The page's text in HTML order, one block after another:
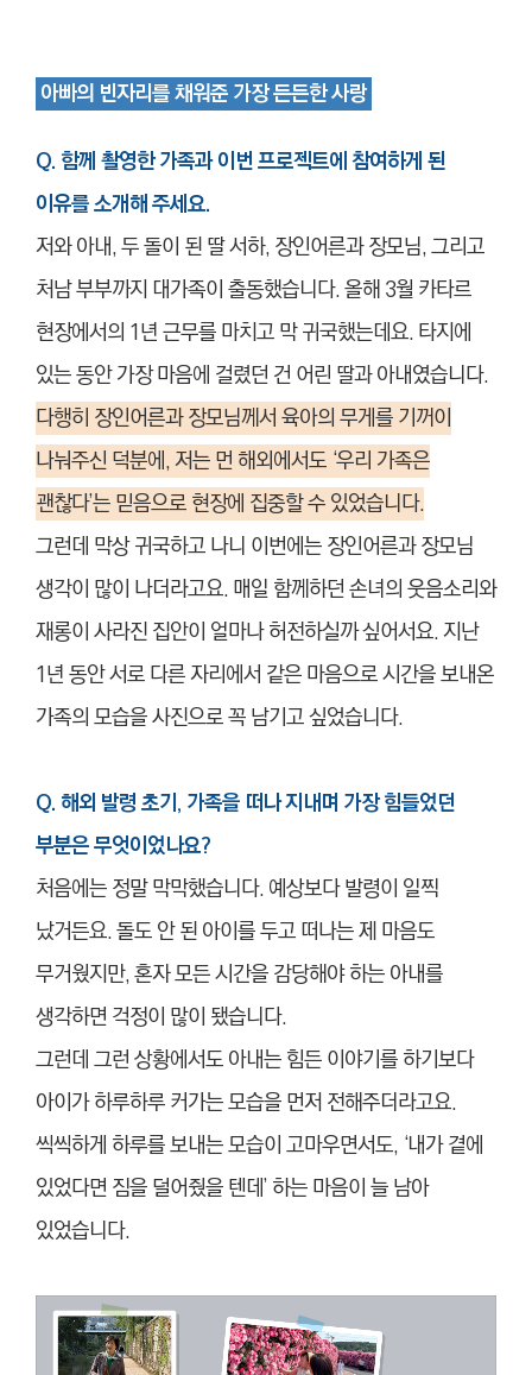
아빠의 빈자리를 채워준 가장 든든한 사랑
Q. 함께 촬영한 가족과 이번 프로젝트에 참여하게 된
이유를 소개해 주세요.
저와 아내, 두 돌이 된 딸 서하, 장인어른과 장모님, 그리고
처남 부부까지 대가족이 출동했습니다. 올해 3월 카타르
현장에서의 1년 근무를 마치고 막 귀국했는데요. 타지에
있는 동안 가장 마음에 걸렸던 건 어린 딸과 아내였습니다.
다행히 장인어른과 장모님께서 육아의 무게를 기꺼이
나눠주신 덕분에, 저는 먼 해외에서도 ‘우리 가족은
괜찮다’는 믿음으로 현장에 집중할 수 있었습니다.
그런데 막상 귀국하고 나니 이번에는 장인어른과 장모님
생각이 많이 나더라고요. 매일 함께하던 손녀의 웃음소리와
재롱이 사라진 집안이 얼마나 허전하실까 싶어서요. 지난
1년 동안 서로 다른 자리에서 같은 마음으로 시간을 보내온
가족의 모습을 사진으로 꼭 남기고 싶었습니다.
Q. 해외 발령 초기, 가족을 떠나 지내며 가장 힘들었던
부분은 무엇이었나요?
처음에는 정말 막막했습니다. 예상보다 발령이 일찍
났거든요. 돌도 안 된 아이를 두고 떠나는 제 마음도
무거웠지만, 혼자 모든 시간을 감당해야 하는 아내를
생각하면 걱정이 많이 됐습니다.
그런데 그런 상황에서도 아내는 힘든 이야기를 하기보다
아이가 하루하루 커가는 모습을 먼저 전해주더라고요.
씩씩하게 하루를 보내는 모습이 고마우면서도, ‘내가 곁에
있었다면 짐을 덜어줬을 텐데’ 하는 마음이 늘 남아
있었습니다.